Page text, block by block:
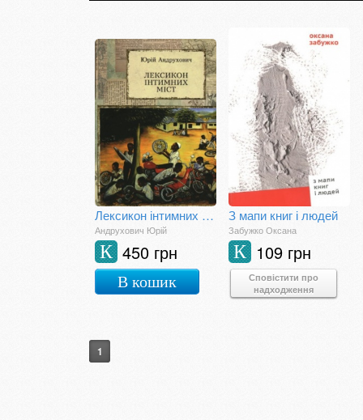
Лексикон інтимних міст
Андрухович Юрій
450 грн
К
В кошик
З мапи книг і людей
Забужко Оксана
109 грн
К
Сповістити про
надходження
1